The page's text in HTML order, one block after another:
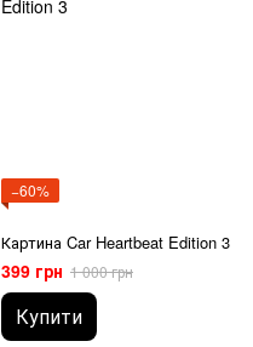
−60%
Картина Car Heartbeat Edition 3
399 грн 1 000 грн
Купити